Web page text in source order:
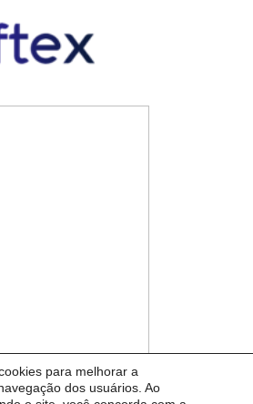
para melhorar a
dos usuários. Ao